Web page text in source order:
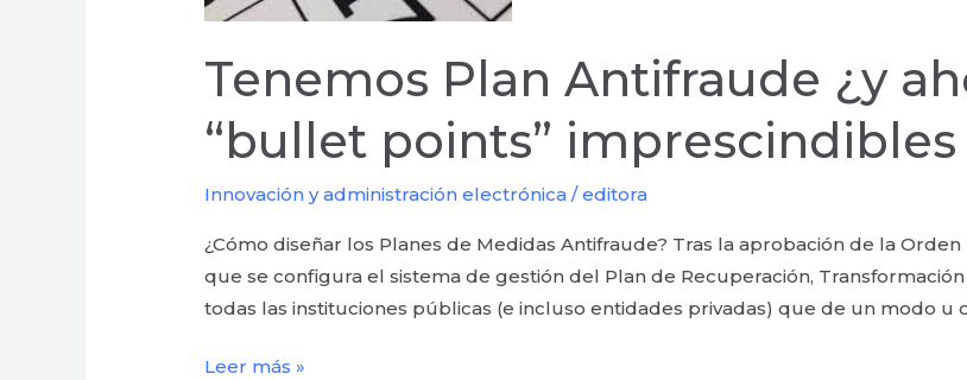
Tenemos Plan Antifraude ¿y
“bullet points” imprescindibles
Innovación y administración electrónica /editora
¿Cómo diseñar los Planes de Medidas Antifraude? Tras la aprobación de la
que se configura el sistema de gestión del Plan de Recuperación,
todas las instituciones públicas (e incluso entidades privadas) que de un modo u
points”
imprescindibles
Leer más »